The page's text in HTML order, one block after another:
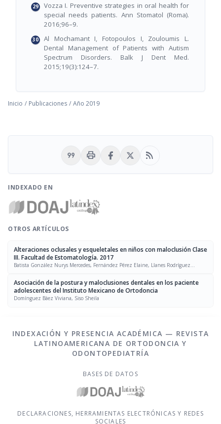
Vozza I. Preventive strategies in oral health for
special needs patients. Ann Stomatol (Roma).
2016;96–9.
Al Mochamant I, Fotopoulos I, Zouloumis L.
Dental Management of Patients with Autism
Spectrum Disorders. Balk J Dent Med.
2015;19(3):124–7.
Inicio / Publicaciones / Año 2019
format_quote print rss_feed
INDEXADO EN
OTROS ARTÍCULOS
Alteraciones oclusales y esqueletales en niños con maloclusión Clase
III. Facultad de Estomatología. 2017
Batista González Nurys Mercedes, Fernández Pérez Elaine, Llanes Rodríguez
Asociación de la postura y maloclusiones dentales en los paciente
adolescentes del Instituto Mexicano de Ortodoncia
Domínguez Báez Viviana, Siso Sheila
INDEXACIÓN Y PRESENCIA ACADÉMICA — REVISTA
LATINOAMERICANA DE ORTODONCIA Y
ODONTOPEDIATRÍA
BASES DE DATOS
DECLARACIONES, HERRAMIENTAS ELECTRÓNICAS Y REDES
SOCIALES